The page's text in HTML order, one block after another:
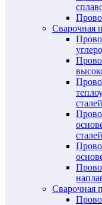
Сварочная
сталей
сталей
Сварочная